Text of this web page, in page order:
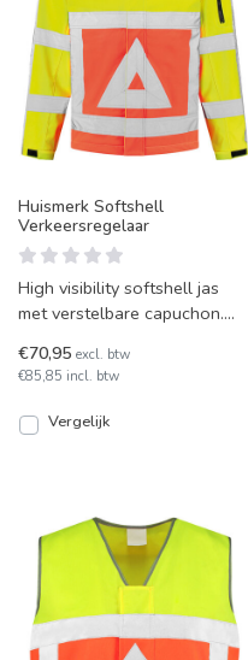
Huismerk Softshell
Verkeersregelaar
High visibility softshell jas
met verstelbare capuchon.
ISO 20471 veiligh
€70,95 excl. btw
€85,85 incl. btw
Vergelijk